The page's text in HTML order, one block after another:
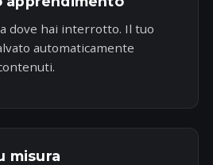
dove hai interrotto. Il tuo
automaticamente
misura